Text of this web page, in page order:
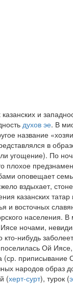
и
духов эе. В
название
в
угощение). По
плохое
оповещает
вздыхает,
казанских
и восточных
населения.
ночами,
кто-нибудь
Ой
приписывание
народов образ
(херт-сурт), турок (